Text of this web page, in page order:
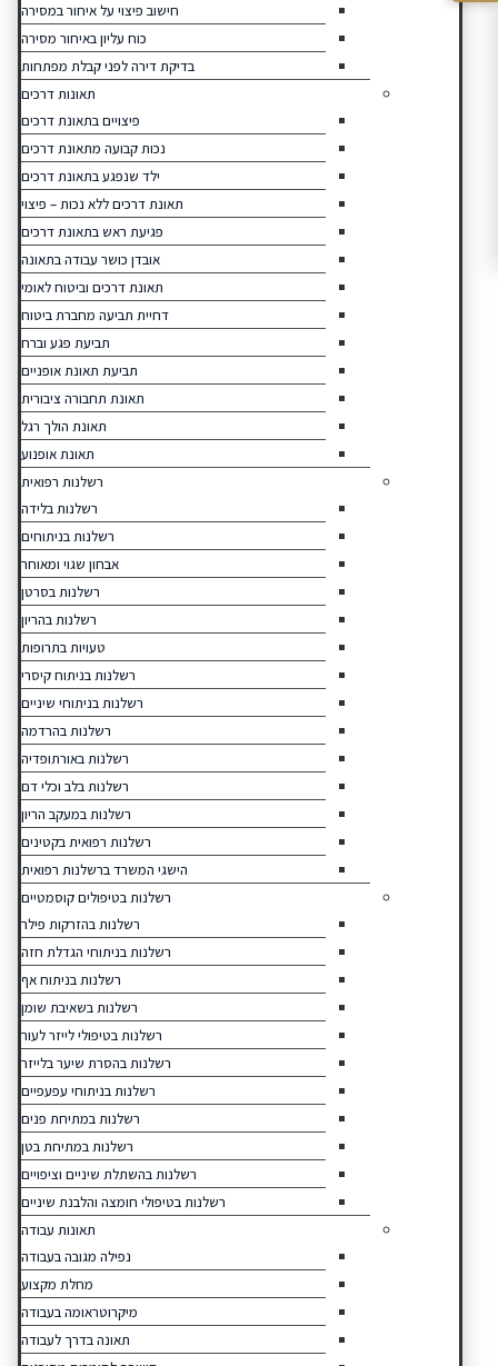
חישוב פיצוי על איחור במסירה
כוח עליון באיחור מסירה
בדיקת דירה לפני קבלת מפתחות
תאונות דרכים
פיצויים בתאונת דרכים
נכות קבועה מתאונת דרכים
ילד שנפגע בתאונת דרכים
תאונת דרכים ללא נכות – פיצוי
פגיעת ראש בתאונת דרכים
אובדן כושר עבודה בתאונה
תאונת דרכים וביטוח לאומי
דחיית תביעה מחברת ביטוח
תביעת פגע וברח
תביעת תאונת אופניים
תאונת תחבורה ציבורית
תאונת הולך רגל
תאונת אופנוע
רשלנות רפואית
רשלנות בלידה
רשלנות בניתוחים
אבחון שגוי ומאוחר
רשלנות בסרטן
רשלנות בהריון
טעויות בתרופות
רשלנות בניתוח קיסרי
רשלנות בניתוחי שיניים
רשלנות בהרדמה
רשלנות באורתופדיה
רשלנות בלב וכלי דם
רשלנות במעקב הריון
רשלנות רפואית בקטינים
הישגי המשרד ברשלנות רפואית
רשלנות בטיפולים קוסמטיים
רשלנות בהזרקות פילר
רשלנות בניתוחי הגדלת חזה
רשלנות בניתוח אף
רשלנות בשאיבת שומן
רשלנות בטיפולי לייזר לעור
רשלנות בהסרת שיער בלייזר
רשלנות בניתוחי עפעפיים
רשלנות במתיחת פנים
רשלנות במתיחת בטן
רשלנות בהשתלת שיניים וציפויים
רשלנות בטיפולי חומצה והלבנת שיניים
תאונות עבודה
נפילה מגובה בעבודה
מחלת מקצוע
מיקרוטראומה בעבודה
תאונה בדרך לעבודה